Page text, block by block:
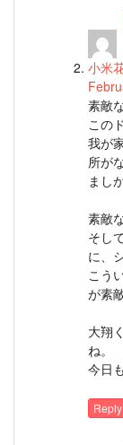
小米
素敵
この
我が
所が
まし
素敵
そし
に、
こう
が素
大翔
ね。
今日
Reply